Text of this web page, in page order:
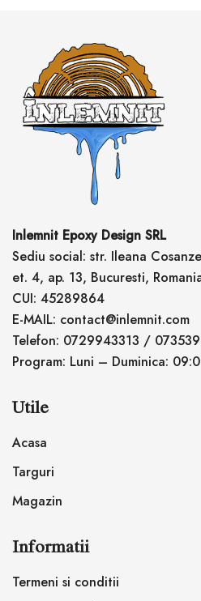
Inlemnit Epoxy Design SRL
Sediu social: str. Ileana
et. 4, ap. 13, Bucuresti,
CUI: 45289864
E-MAIL: contact@inlemnit.com
Telefon: 0729943313 /
Program: Luni – Duminica:
Utile
Acasa
Targuri
Magazin
Informatii
Termeni si conditii